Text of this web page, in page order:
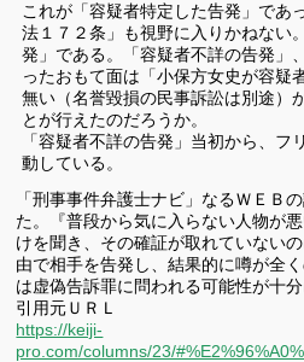
これが「容疑者特定した告発」であ
法１７２条」も視野に入りかねない
発」である。
「容疑者不詳の告発」
ったおもて面は「小保方女史が容疑
無い（名誉毀損の民事訴訟は別途）
とが行えたのだろうか。
「容疑者不詳の告発」当初から、
動している。
「刑事事件弁護士ナビ」なるＷＥＢ
た。『普段から気に入らない人物が
けを聞き、その確証が取れていない
由で相手を告発し、結果的に噂が全
は虚偽告訴罪に問われる可能性が十分
引用元ＵＲＬ
https://keiji-
pro.com/columns/23/